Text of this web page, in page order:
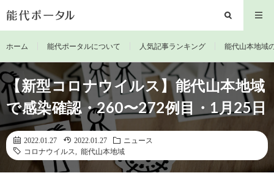
ホーム 能代ポータルについて 人気記事ランキング 能代山本地域
【新型コロナウイルス】能代山本地域
で感染確認・260〜272例目・1月25日
2022.01.27 2022.01.27
ニュース
コロナウイルス
能代山本地域